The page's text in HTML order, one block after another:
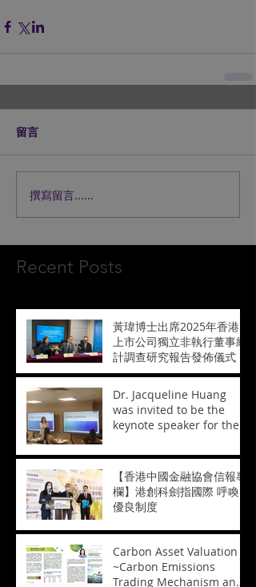
留言
撰寫留言......
Recent Posts
黃瑋博士出席2025年香港
上市公司獨立非執行董事統
計調查研究報告發佈儀式
Dr. Jacqueline Huang
was invited to be the
keynote speaker for the
Valuation of
Biopharmaceutical
Enterprises" 黄玮博士受邀
担任「香港生物医药技术培
训——生物医药企业的商业
评估」课程主题讲者
【香港中國金融協會信報專
欄】港創科劍指國際 呼喚
優良制度
Carbon Asset Valuation
~Carbon Emissions
Trading Mechanism and